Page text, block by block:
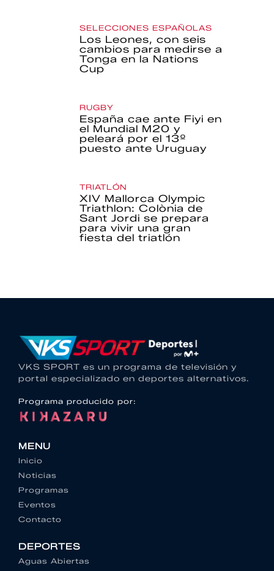
SELECCIONES ESPAÑOLAS
Los Leones, con seis
cambios para medirse a
Tonga en la Nations
Cup
RUGBY
España cae ante Fiyi en
el Mundial M20 y
peleará por el 13º
puesto ante Uruguay
TRIATLÓN
XIV Mallorca Olympic
Triathlon: Colònia de
Sant Jordi se prepara
para vivir una gran
fiesta del triatlón
VKS SPORT es un programa de televisión y
portal especializado en deportes alternativos.
Programa producido por:
MENU
Inicio
Noticias
Programas
Eventos
Contacto
DEPORTES
Aguas Abiertas